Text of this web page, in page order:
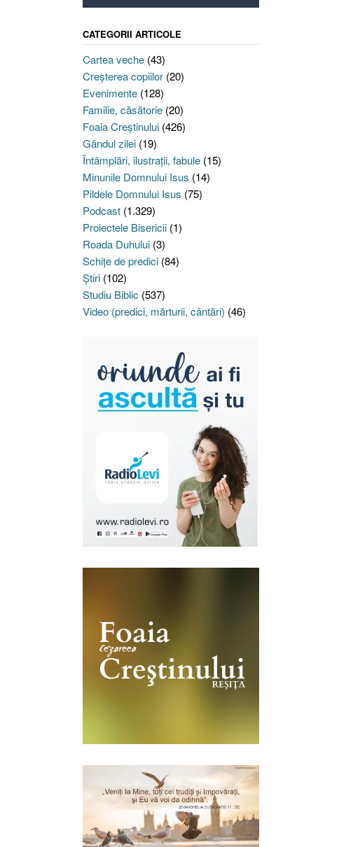
CATEGORII ARTICOLE
Cartea veche(43)
Creşterea copiilor(20)
Evenimente(128)
Familie, căsătorie(20)
Foaia Creştinului(426)
Gândul zilei(19)
Întâmplări, ilustraţii, fabule(15)
Minunile Domnului Isus (14)
Pildele Domnului Isus (75)
Podcast(1.329)
Proiectele Bisericii(1)
Roada Duhului(3)
Schiţe de predici(84)
Ştiri(102)
Studiu Biblic (537)
Video (predici, mărturii, cântări) (46)